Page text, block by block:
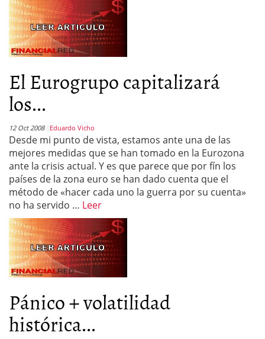
El Eurogrupo capitalizará
los...
12 Oct 2008 Eduardo Vicho
Desde mi punto de vista, estamos ante una de las
mejores medidas que se han tomado en la Eurozona
ante la crisis actual. Y es que parece que por fín los
países de la zona euro se han dado cuenta que el
método de «hacer cada uno la guerra por su cuenta»
no ha servido … Leer
Pánico + volatilidad
histórica...